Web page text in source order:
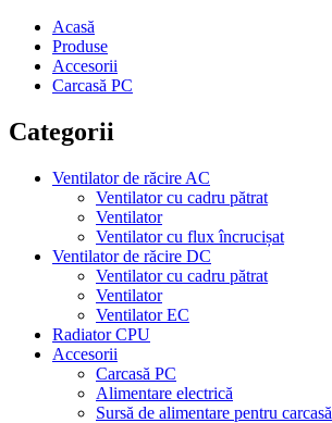
Acasă
Produse
Accesorii
Carcasă PC
Categorii
Ventilator de răcire AC
Ventilator cu cadru pătrat
Ventilator
Ventilator cu flux încrucișat
Ventilator de răcire DC
Ventilator cu cadru pătrat
Ventilator
Ventilator EC
Radiator CPU
Accesorii
Carcasă PC
Alimentare electrică
Sursă de alimentare pentru carcasă